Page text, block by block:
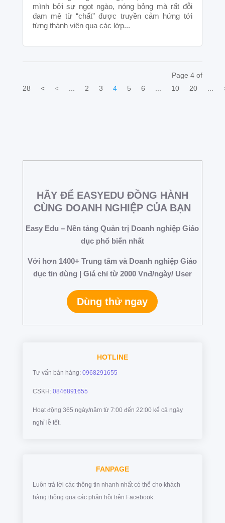
mình bởi sự ngọt ngào, nóng bỏng mà rất đỗi
đam mê từ “chất” được truyền cảm hứng tới
từng thành viên qua các lớp...
Page 4 of
28
< < 2 3 4 5 6 10 20
HÃY ĐỂ EASYEDU ĐỒNG HÀNH
CÙNG DOANH NGHIỆP CỦA BẠN
Easy Edu – Nền tảng Quản trị Doanh nghiệp Giáo
dục phổ biến nhất
Với hơn 1400+ Trung tâm và Doanh nghiệp Giáo
dục tin dùng | Giá chỉ từ 2000 Vnđ/ngày/ User
Dùng thử ngay
HOTLINE
Tư vấn bán hàng: 0968291655
CSKH: 0846891655
Hoạt động 365 ngày/năm từ 7:00 đến 22:00 kể cả ngày
nghỉ lễ tết.
FANPAGE
Luôn trả lời các thông tin nhanh nhất có thể cho khách
hàng thông qua các phản hồi trên Facebook.